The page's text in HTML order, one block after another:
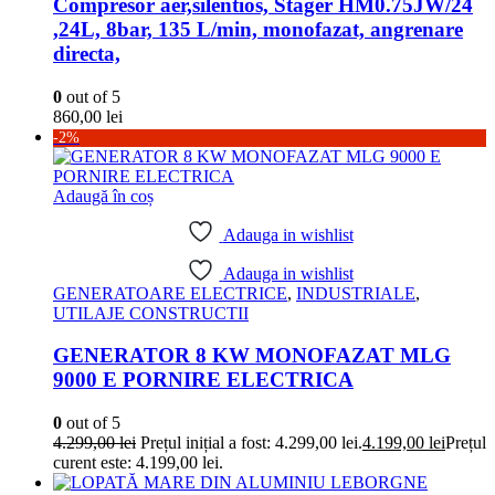
Compresor aer,silentios, Stager HM0.75JW/24
,24L, 8bar, 135 L/min, monofazat, angrenare
directa,
0 out of 5
860,00 lei
-2%
Adaugă în coș
Adauga in wishlist
Adauga in wishlist
GENERATOARE ELECTRICE, INDUSTRIALE,
UTILAJE CONSTRUCTII
GENERATOR 8 KW MONOFAZAT MLG
9000 E PORNIRE ELECTRICA
0 out of 5
4.299,00lei Prețul inițial a fost: 4.299,00 lei.4.199,00 leiPrețul
curent este: 4.199,00 lei.